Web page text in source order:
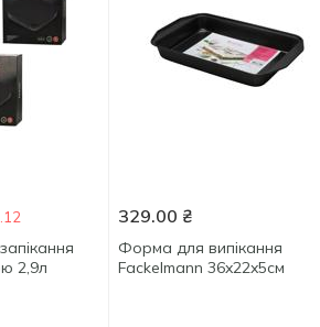
2,9л
329.00 ₴
Форма для випікання
Fackelmann 36x22x5см